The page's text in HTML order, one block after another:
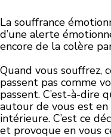
La souffrance
d’une alerte
encore de la colère
Quand vous souffrez,
passent pas comme
passent. C’est-à-dire
autour de vous est
intérieure. C’est ce
et provoque en vous